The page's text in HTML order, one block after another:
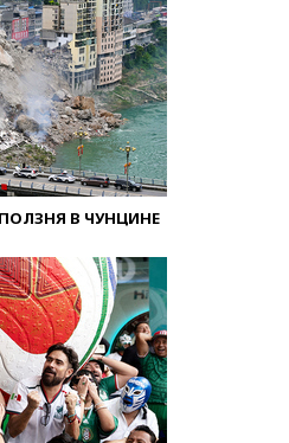
В ЧУНЦИНЕ